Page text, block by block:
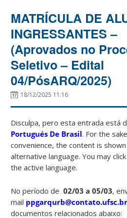
MATRÍCULA DE
INGRESSANTES –
(Aprovados no
Seletivo – Edital
04/PósARQ/2025)
18/12/2025 11:16
Disculpa, pero esta entrada está
Portugués De Brasil. For the
convenience, the content is
alternative language. You may
the active language.
No período de02/03 a 05/03,
mail ppgarqurb@contato.ufsc.br
documentos relacionados abaixo: